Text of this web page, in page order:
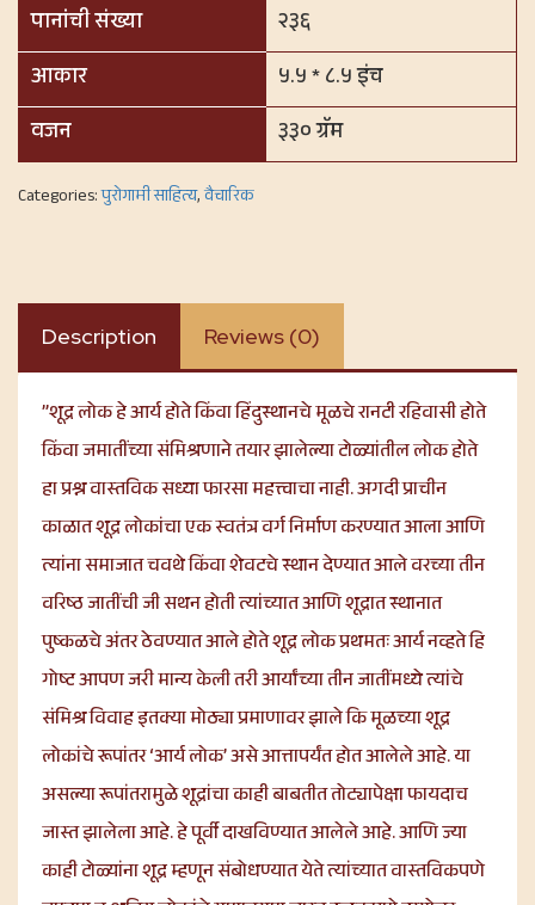
पानांची संख्या
२३६
आकार
५.५ * ८.५ इंच
वजन
३३० ग्रॅम
Categories:पुरोगामी साहित्य,वैचारिक
Description Reviews (0)
”शूद्र लोक हे आर्य होते किंवा हिंदुस्थानचे मूळचे रानटी रहिवासी होते
किंवा जमातींच्या संमिश्रणाने तयार झालेल्या टोळ्यांतील लोक होते
हा प्रश्न वास्तविक सध्या फारसा महत्त्वाचा नाही. अगदी प्राचीन
काळात शूद्र लोकांचा एक स्वतंत्र वर्ग निर्माण करण्यात आला आणि
त्यांना समाजात चवथे किंवा शेवटचे स्थान देण्यात आले वरच्या तीन
वरिष्ठ जातींची जी सथन होती त्यांच्यात आणि शूद्रात स्थानात
पुष्कळचे अंतर ठेवण्यात आले होते शूद्र लोक प्रथमतः आर्य नव्हते हि
गोष्ट आपण जरी मान्य केली तरी आर्यांच्या तीन जातींमध्ये त्यांचे
संमिश्र विवाह इतक्या मोठ्या प्रमाणावर झाले कि मूळच्या शूद्र
लोकांचे रूपांतर ‘आर्य लोक’ असे आत्तापर्यंत होत आलेले आहे. या
असल्या रूपांतरामुळे शूद्रांचा काही बाबतीत तोट्यापेक्षा फायदाच
जास्त झालेला आहे. हे पूर्वी दाखविण्यात आलेले आहे. आणि ज्या
काही टोळ्यांना शूद्र म्हणून संबोधण्यात येते त्यांच्यात वास्तविकपणे